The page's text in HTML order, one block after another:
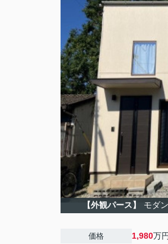
【外観パース】 モダ
価格 1,980万円